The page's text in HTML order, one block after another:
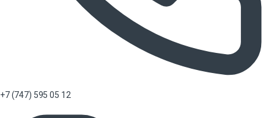
+7 (747) 595 05 12